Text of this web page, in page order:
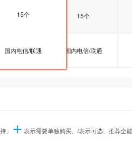
15个 15个
国内电信/联通 国内电信/联通
15个
国内电信/联通
、 表示需要单独购买、/表示可选、推荐全